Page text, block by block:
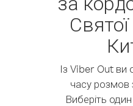
Із Viber Out ви
часу розмов
Виберіть